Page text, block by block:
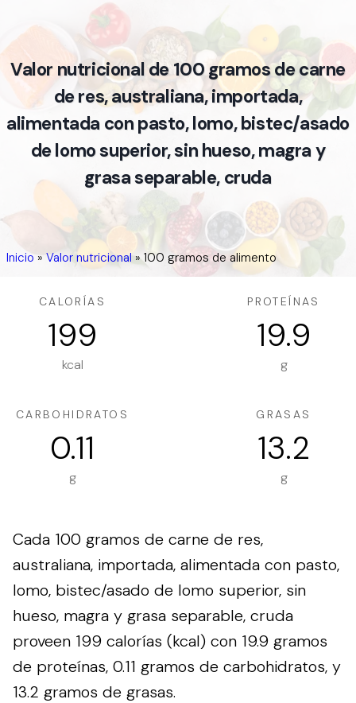
Valor nutricional de 100 gramos de carne
de res, australiana, importada,
alimentada con pasto, lomo, bistec/asado
de lomo superior, sin hueso, magra y
grasa separable, cruda
Inicio »Valor nutricional»100 gramos de alimento
CALORÍAS
199
kcal
PROTEÍNAS
19.9
g
CARBOHIDRATOS
0.11
g
GRASAS
13.2
g
Cada 100 gramos de carne de res,
australiana, importada, alimentada con pasto,
lomo, bistec/asado de lomo superior, sin
hueso, magra y grasa separable, cruda
proveen 199 calorías (kcal) con 19.9 gramos
de proteínas, 0.11 gramos de carbohidratos, y
13.2 gramos de grasas.